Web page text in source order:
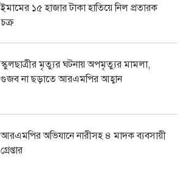
ইমামের ১৫ হাজার টাকা হাতিয়ে নিল প্রতারক
চক্র
স্কুলছাত্রীর মৃত্যুর ঘটনায় অপমৃত্যুর মামলা,
গুজব না ছড়াতে আরএমপির আহ্বান
আরএমপির অভিযানে নারীসহ ৪ মাদক ব্যবসায়ী
গ্রেপ্তার